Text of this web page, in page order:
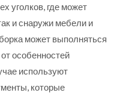
уголков, где может
и снаружи мебели и
может выполняться
особенностей
используют
которые